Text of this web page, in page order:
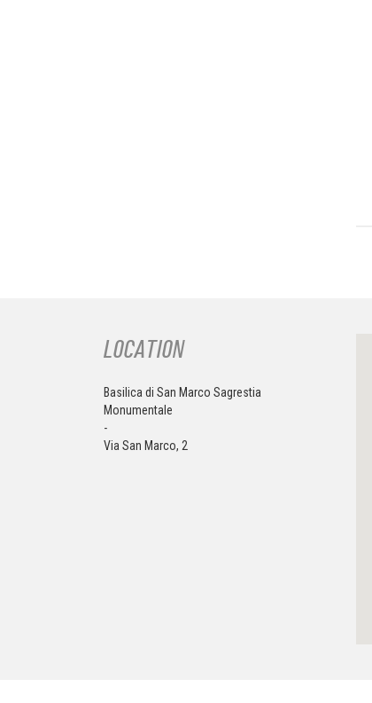
LOCATION
Basilica di San Marco Sagrestia
Monumentale
-
Via San Marco, 2